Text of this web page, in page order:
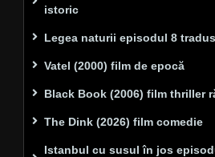
istoric
Legea naturii episodul 8
Vatel (2000) film de epocă
Black Book (2006) film thriller
The Dink (2026) film comedie
Istanbul cu susul în jos